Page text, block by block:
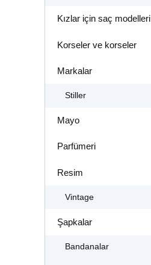
Kızlar için saç modelleri
Korseler ve korseler
Markalar
Stiller
Mayo
Parfümeri
Resim
Vintage
Şapkalar
Bandanalar